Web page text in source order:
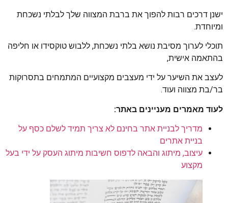
ישנן דרכים רבות להפוך את ברבת המצווה שלך לבלתי נשכחת
ומיוחדת.
תוכלי לערוך מסיבת נושא בלתי נשכחת, ללבוש טוקסידו או חליפה
בהתאמה אישית,
לעצב את השיער על ידי מעצבים מקצועיים המתמחים בתסרוקות
בר/בת מצווה ועוד.
לעוד מאמרים מעניינים באתר:
מדריך לבניית אתר בחינם לא צריך תמיד לשלם כסף על
בניית אתרים
עיצוב, מיתוג והבאה לדפוס חשיבות מיתוג העסק על ידי בעל
מקצוע